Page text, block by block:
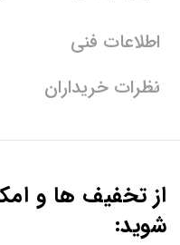
اطلاعات فنی
نظرات خریداران
از تخفیف ها و
شوید: